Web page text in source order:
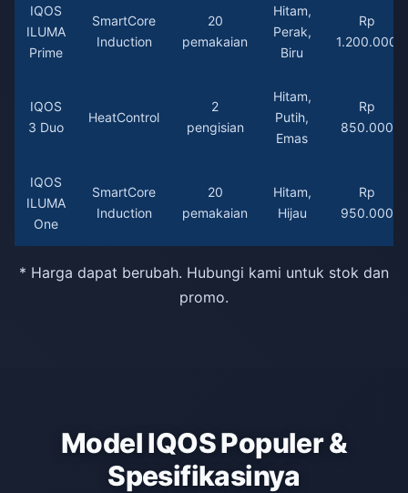
IQOS
ILUMA
Prime
SmartCore
Induction
20
pemakaian
Hitam,
Perak,
Biru
Rp
1.200.000
IQOS
3 Duo
HeatControl
2
pengisian
Hitam,
Putih,
Emas
Rp
850.000
IQOS
ILUMA
One
SmartCore
Induction
20
pemakaian
Hitam,
Hijau
Rp
950.000
* Harga dapat berubah. Hubungi kami untuk stok dan
promo.
Model IQOS Populer &
Spesifikasinya